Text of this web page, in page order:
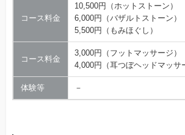
コース料金
10,500円（ホットストーン）
6,000円（バザルトストーン）
5,500円（もみほぐし）
コース料金
3,000円（フットマッサージ）
4,000円（​​耳つぼヘッドマッサ
体験等 －